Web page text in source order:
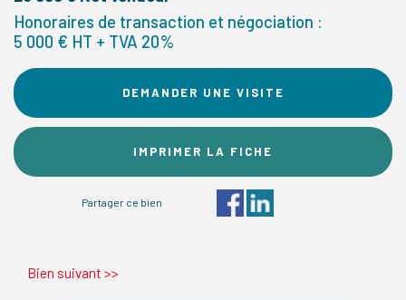
Honoraires de transaction et négociation :
5 000 € HT + TVA 20%
DEMANDER UNE VISITE
IMPRIMER LA FICHE
Partager ce bien
Bien suivant >>